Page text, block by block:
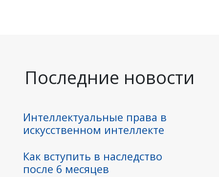
Последние новости
Интеллектуальные права в
искусственном интеллекте
Как вступить в наследство
после 6 месяцев